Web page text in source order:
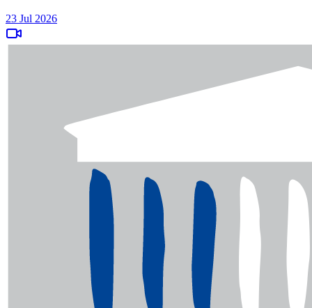
23 Jul 2026